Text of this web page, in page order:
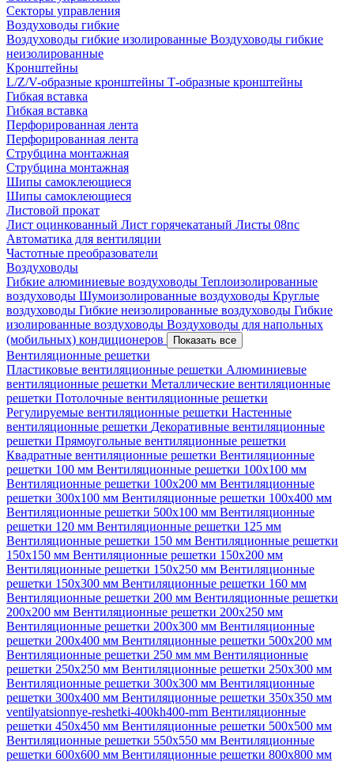
Секторы управления
Воздуховоды гибкие
Воздуховоды гибкие изолированные Воздуховоды гибкие
неизолированные
Кронштейны
L/Z/V-образные кронштейны Т-образные кронштейны
Гибкая вставка
Гибкая вставка
Перфорированная лента
Перфорированная лента
Струбцина монтажная
Струбцина монтажная
Шипы самоклеющиеся
Шипы самоклеющиеся
Листовой прокат
Лист оцинкованный Лист горячекатаный Листы 08пс
Автоматика для вентиляции
Частотные преобразователи
Воздуховоды
Гибкие алюминиевые воздуховоды Теплоизолированные
воздуховоды Шумоизолированные воздуховоды Круглые
воздуховоды Гибкие неизолированные воздуховоды Гибкие
изолированные воздуховоды Воздуховоды для напольных
(мобильных) кондиционеров
Показать все
Вентиляционные решетки
Пластиковые вентиляционные решетки Алюминиевые
вентиляционные решетки Металлические вентиляционные
решетки Потолочные вентиляционные решетки
Регулируемые вентиляционные решетки Настенные
вентиляционные решетки Декоративные вентиляционные
решетки Прямоугольные вентиляционные решетки
Квадратные вентиляционные решетки Вентиляционные
решетки 100 мм Вентиляционные решетки 100х100 мм
Вентиляционные решетки 100х200 мм Вентиляционные
решетки 300х100 мм Вентиляционные решетки 100х400 мм
Вентиляционные решетки 500х100 мм Вентиляционные
решетки 120 мм Вентиляционные решетки 125 мм
Вентиляционные решетки 150 мм Вентиляционные решетки
150х150 мм Вентиляционные решетки 150х200 мм
Вентиляционные решетки 150х250 мм Вентиляционные
решетки 150х300 мм Вентиляционные решетки 160 мм
Вентиляционные решетки 200 мм Вентиляционные решетки
200х200 мм Вентиляционные решетки 200х250 мм
Вентиляционные решетки 200х300 мм Вентиляционные
решетки 200х400 мм Вентиляционные решетки 500х200 мм
Вентиляционные решетки 250 мм мм Вентиляционные
решетки 250х250 мм Вентиляционные решетки 250х300 мм
Вентиляционные решетки 300х300 мм Вентиляционные
решетки 300х400 мм Вентиляционные решетки 350х350 мм
ventilyatsionnye-reshetki-400kh400-mm Вентиляционные
решетки 450х450 мм Вентиляционные решетки 500х500 мм
Вентиляционные решетки 550х550 мм Вентиляционные
решетки 600х600 мм Вентиляционные решетки 800х800 мм